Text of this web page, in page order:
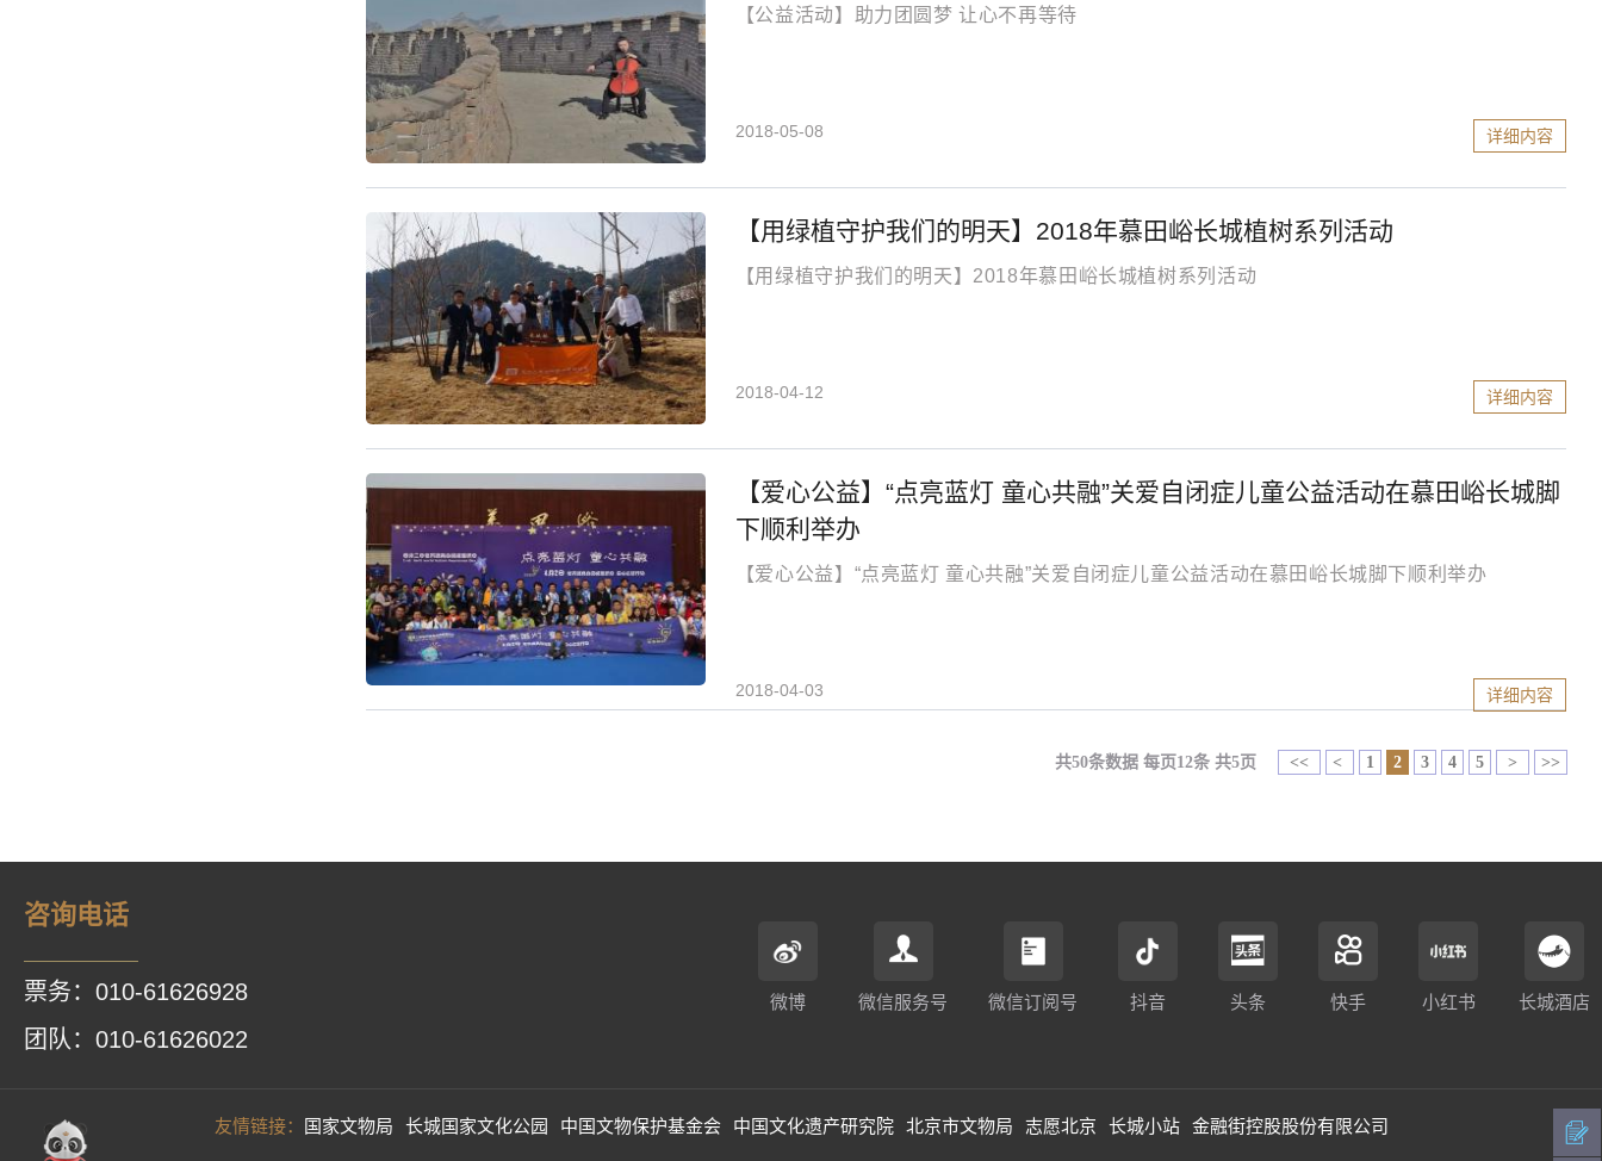
【公益活动】助力团圆梦 让心不再等待
2018-05-08 详细内容
【用绿植守护我们的明天】2018年慕田峪长城植树系列活动
【用绿植守护我们的明天】2018年慕田峪长城植树系列活动
2018-04-12 详细内容
【爱心公益】“点亮蓝灯 童心共融”关爱自闭症儿童公益活动在慕田峪长城脚
下顺利举办
【爱心公益】“点亮蓝灯 童心共融”关爱自闭症儿童公益活动在慕田峪长城脚下顺利举办
2018-04-03 详细内容
共50条数据 每页12条 共5页 << < 1 2 3 4 5 > >>
咨询电话
票务：010-61626928
团队：010-61626022
微博 微信服务号 微信订阅号 抖音 头条 快手 小红书 长城酒店
友情链接： 国家文物局 长城国家文化公园 中国文物保护基金会 中国文化遗产研究院 北京市文物局 志愿北京 长城小站 金融街控股股份有限公司